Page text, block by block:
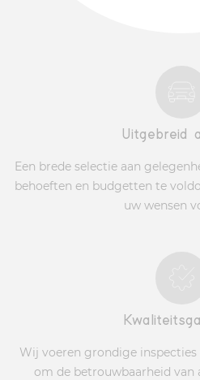
Uitgebreid
Een brede selectie aan
behoeften en budgetten te
uw wensen
Wij voeren grondige
om de betrouwbaarheid van